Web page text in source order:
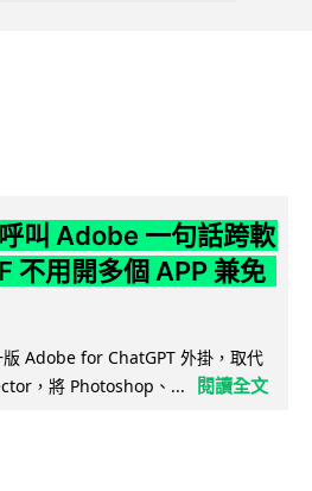
叫 Adobe 一句話跨軟
不用開多個 APP 兼免
Adobe for ChatGPT 外掛，取代
，將 Photoshop、...
閱讀全文